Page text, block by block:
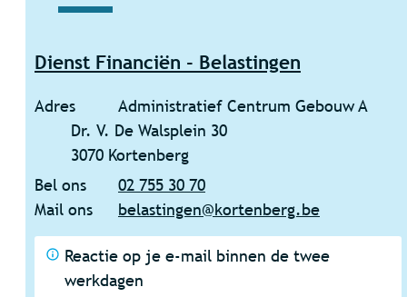
Dienst Financiën - Belastingen
Adres
Administratief Centrum Gebouw A
Dr. V. De Walsplein 30
,
3070 Kortenberg
Bel ons
02 755 30 70
Mail ons
belastingen@kortenberg.be
Reactie op je e-mail binnen de twee
werkdagen